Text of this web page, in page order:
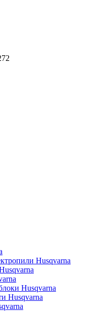
Husqvarna
Husqvarna
Husqvarna